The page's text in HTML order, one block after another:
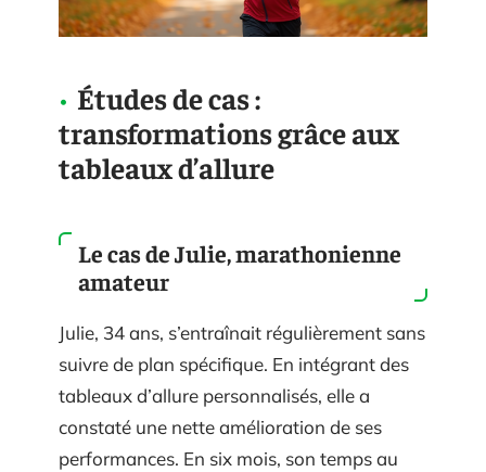
Études de cas :
transformations grâce aux
tableaux d’allure
Le cas de Julie, marathonienne
amateur
Julie, 34 ans, s’entraînait régulièrement sans
suivre de plan spécifique. En intégrant des
tableaux d’allure personnalisés, elle a
constaté une nette amélioration de ses
performances. En six mois, son temps au